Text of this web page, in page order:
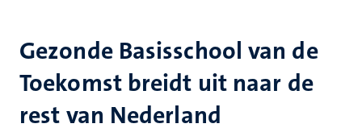
Gezonde Basisschool van de
Toekomst breidt uit naar de
rest van Nederland